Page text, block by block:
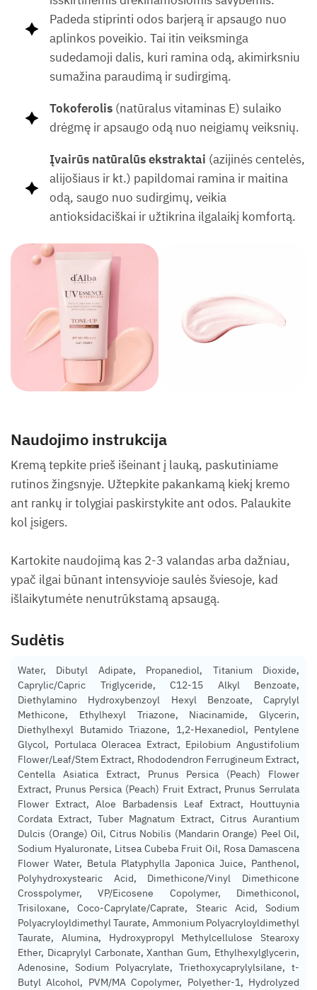
Padeda stiprinti odos barjerą ir apsaugo nuo
aplinkos poveikio. Tai itin veiksminga
sudedamoji dalis, kuri ramina odą, akimirksniu
sumažina paraudimą ir sudirgimą.
Tokoferolis (natūralus vitaminas E) sulaiko
drėgmę ir apsaugo odą nuo neigiamų veiksnių.
Įvairūs natūralūs ekstraktai (azijinės centelės,
alijošiaus ir kt.) papildomai ramina ir maitina
odą, saugo nuo sudirgimų, veikia
antioksidaciškai ir užtikrina ilgalaikį komfortą.
Naudojimo instrukcija
Kremą tepkite prieš išeinant į lauką, paskutiniame
rutinos žingsnyje. Užtepkite pakankamą kiekį kremo
ant rankų ir tolygiai paskirstykite ant odos. Palaukite
kol įsigers.
Kartokite naudojimą kas 2-3 valandas arba dažniau,
ypač ilgai būnant intensyvioje saulės šviesoje, kad
išlaikytumėte nenutrūkstamą apsaugą.
Sudėtis
Water, Dibutyl Adipate, Propanediol, Titanium Dioxide,
Caprylic/Capric Triglyceride, C12-15 Alkyl Benzoate,
Diethylamino Hydroxybenzoyl Hexyl Benzoate, Caprylyl
Methicone, Ethylhexyl Triazone, Niacinamide, Glycerin,
Diethylhexyl Butamido Triazone, 1,2-Hexanediol, Pentylene
Glycol, Portulaca Oleracea Extract, Epilobium Angustifolium
Flower/Leaf/Stem Extract, Rhododendron Ferrugineum Extract,
Centella Asiatica Extract, Prunus Persica (Peach) Flower
Extract, Prunus Persica (Peach) Fruit Extract, Prunus Serrulata
Flower Extract, Aloe Barbadensis Leaf Extract, Houttuynia
Cordata Extract, Tuber Magnatum Extract, Citrus Aurantium
Dulcis (Orange) Oil, Citrus Nobilis (Mandarin Orange) Peel Oil,
Sodium Hyaluronate, Litsea Cubeba Fruit Oil, Rosa Damascena
Flower Water, Betula Platyphylla Japonica Juice, Panthenol,
Polyhydroxystearic Acid, Dimethicone/Vinyl Dimethicone
Crosspolymer, VP/Eicosene Copolymer, Dimethiconol,
Trisiloxane, Coco-Caprylate/Caprate, Stearic Acid, Sodium
Polyacryloyldimethyl Taurate, Ammonium Polyacryloyldimethyl
Taurate, Alumina, Hydroxypropyl Methylcellulose Stearoxy
Ether, Dicaprylyl Carbonate, Xanthan Gum, Ethylhexylglycerin,
Adenosine, Sodium Polyacrylate, Triethoxycaprylylsilane, t-
Butyl Alcohol, PVM/MA Copolymer, Polyether-1, Hydrolyzed